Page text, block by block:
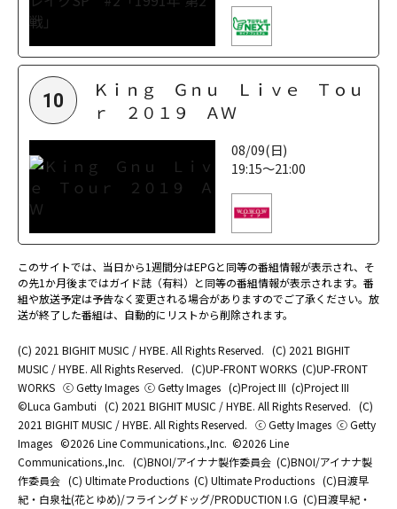
10
Ｋｉｎｇ Ｇｎｕ Ｌｉｖｅ Ｔｏｕ
ｒ ２０１９ ＡＷ
08/09(日)
19:15～21:00
このサイトでは、当日から1週間分はEPGと同等の番組情報が表示され、そ
の先1か月後まではガイド誌（有料）と同等の番組情報が表示されます。番
組や放送予定は予告なく変更される場合がありますのでご了承ください。放
送が終了した番組は、自動的にリストから削除されます。
(C) 2021 BIGHIT MUSIC / HYBE. All Rights Reserved. (C) 2021 BIGHIT
MUSIC / HYBE. All Rights Reserved. (C)UP-FRONT WORKS (C)UP-FRONT
WORKS ⓒ Getty Images ⓒ Getty Images (c)Project III (c)Project III
©Luca Gambuti (C) 2021 BIGHIT MUSIC / HYBE. All Rights Reserved. (C)
2021 BIGHIT MUSIC / HYBE. All Rights Reserved. ⓒ Getty Images ⓒ Getty
Images ©2026 Line Communications.,Inc. ©2026 Line
Communications.,Inc. (C)BNOI/アイナナ製作委員会 (C)BNOI/アイナナ製
作委員会 (C) Ultimate Productions (C) Ultimate Productions (C)日渡早
紀・白泉社(花とゆめ)/フライングドッグ/PRODUCTION I.G (C)日渡早紀・